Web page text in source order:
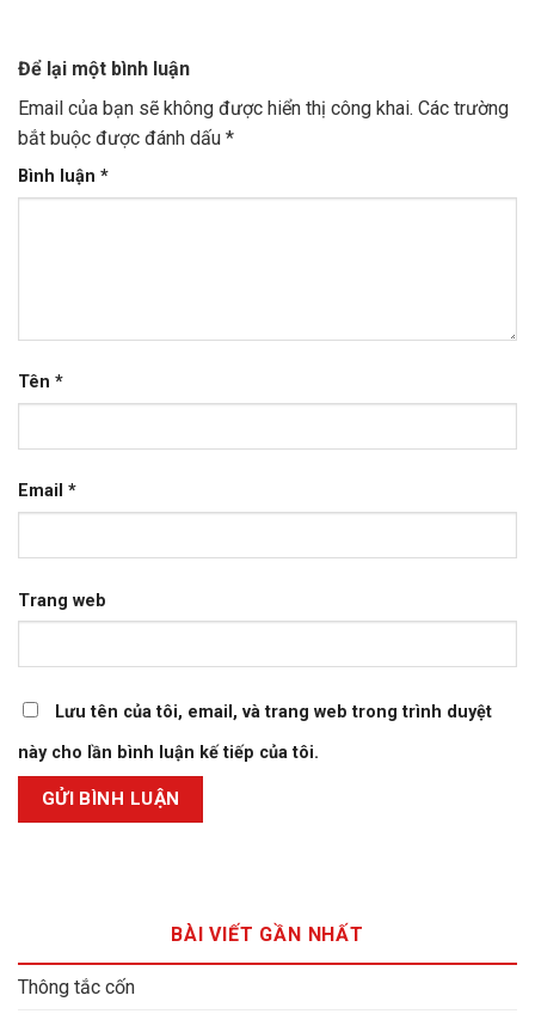
Để lại một bình luận
Email của bạn sẽ không được hiển thị công khai. Các trường
bắt buộc được đánh dấu *
Bình luận *
Tên *
Email *
Trang web
Lưu tên của tôi, email, và trang web trong trình duyệt
này cho lần bình luận kế tiếp của tôi.
BÀI VIẾT GẦN NHẤT
Thông tắc cốn